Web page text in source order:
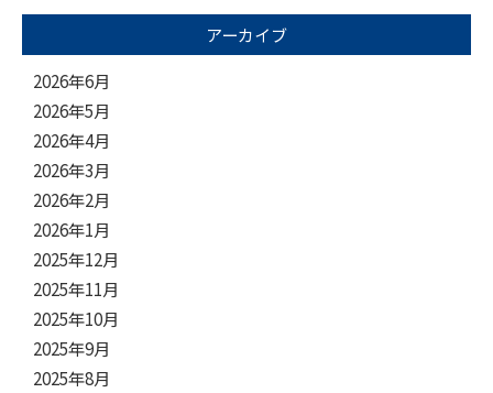
アーカイブ
2026年6月
2026年5月
2026年4月
2026年3月
2026年2月
2026年1月
2025年12月
2025年11月
2025年10月
2025年9月
2025年8月